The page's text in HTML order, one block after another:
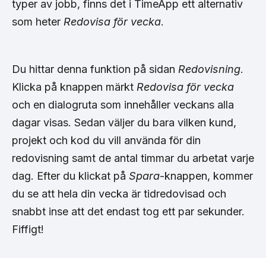
typer av jobb, finns det i TimeApp ett alternativ
som heter Redovisa för vecka.
Du hittar denna funktion på sidan Redovisning.
Klicka på knappen märkt Redovisa för vecka
och en dialogruta som innehåller veckans alla
dagar visas. Sedan väljer du bara vilken kund,
projekt och kod du vill använda för din
redovisning samt de antal timmar du arbetat varje
dag. Efter du klickat på Spara-knappen, kommer
du se att hela din vecka är tidredovisad och
snabbt inse att det endast tog ett par sekunder.
Fiffigt!